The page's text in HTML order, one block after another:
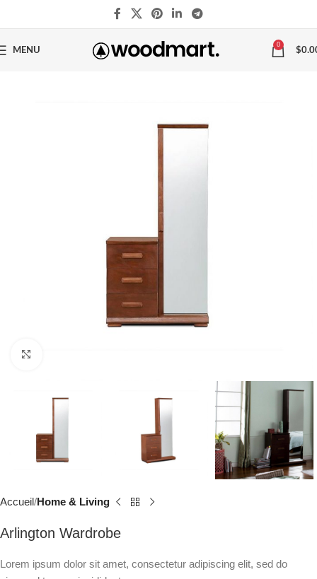
MENU
0
$
Accueil Home & Living
Arlington Wardrobe
Lorem ipsum dolor sit amet, consectetur adipiscing elit, sed do